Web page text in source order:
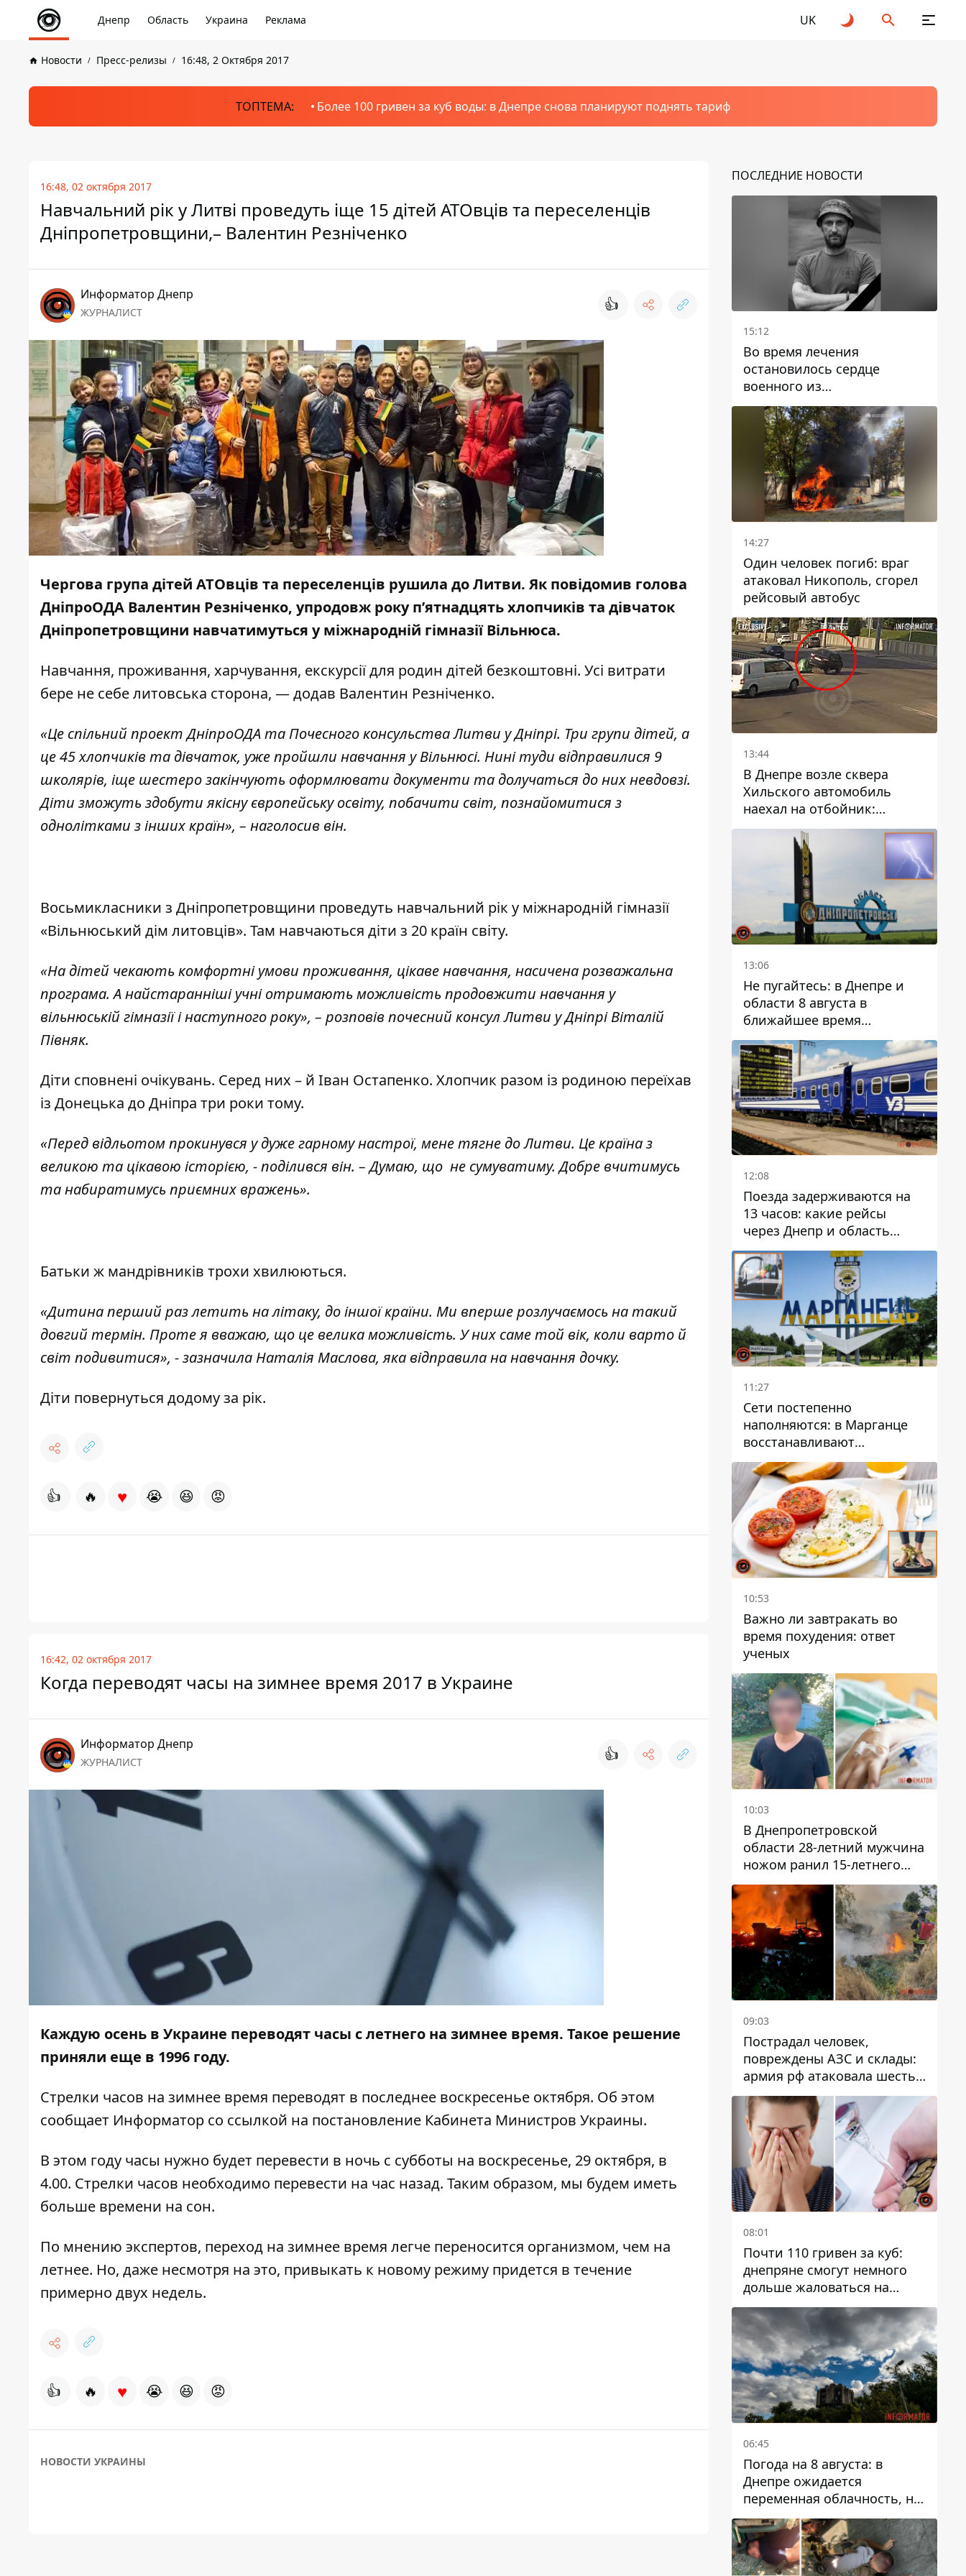
Днепр Область Украина Реклама UK
Новости Пресс-релизы 16:48, 2 Октября 2017
ТОПТЕМА: Более 100 гривен за куб воды: в Днепре снова планируют поднять тариф
16:48, 02 октября 2017
Навчальний рік у Литві проведуть іще 15 дітей АТОвців та переселенців
Дніпропетровщини,– Валентин Резніченко
Информатор Днепр
ЖУРНАЛИСТ 👍
Чергова група дітей АТОвців та переселенців рушила до Литви. Як повідомив голова
ДніпроОДА Валентин Резніченко, упродовж року п’ятнадцять хлопчиків та дівчаток
Дніпропетровщини навчатимуться у міжнародній гімназії Вільнюса.
Навчання, проживання, харчування, екскурсії для родин дітей безкоштовні. Усі витрати
бере не себе литовська сторона, — додав Валентин Резніченко.
«Це спільний проект ДніпроОДА та Почесного консульства Литви у Дніпрі. Три групи дітей, а
це 45 хлопчиків та дівчаток, уже пройшли навчання у Вільнюсі. Нині туди відправилися 9
школярів, іще шестеро закінчують оформлювати документи та долучаться до них невдовзі.
Діти зможуть здобути якісну європейську освіту, побачити світ, познайомитися з
однолітками з інших країн», – наголосив він.
Восьмикласники з Дніпропетровщини проведуть навчальний рік у міжнародній гімназії
«Вільнюський дім литовців». Там навчаються діти з 20 країн світу.
«На дітей чекають комфортні умови проживання, цікаве навчання, насичена розважальна
програма. А найстаранніші учні отримають можливість продовжити навчання у
вільнюській гімназії і наступного року», – розповів почесний консул Литви у Дніпрі Віталій
Півняк.
Діти сповнені очікувань. Серед них – й Іван Остапенко. Хлопчик разом із родиною переїхав
із Донецька до Дніпра три роки тому.
«Перед відльотом прокинувся у дуже гарному настрої, мене тягне до Литви. Це країна з
великою та цікавою історією, - поділився він. – Думаю, що не сумуватиму. Добре вчитимусь
та набиратимусь приємних вражень».
Батьки ж мандрівників трохи хвилюються.
«Дитина перший раз летить на літаку, до іншої країни. Ми вперше розлучаємось на такий
довгий термін. Проте я вважаю, що це велика можливість. У них саме той вік, коли варто й
світ подивитися», - зазначила Наталія Маслова, яка відправила на навчання дочку.
Діти повернуться додому за рік.
👍 🔥 ♥ 😭 😆 😡
16:42, 02 октября 2017
Когда переводят часы на зимнее время 2017 в Украине
Информатор Днепр
ЖУРНАЛИСТ 👍
Каждую осень в Украине переводят часы с летнего на зимнее время. Такое решение
приняли еще в 1996 году.
Стрелки часов на зимнее время переводят в последнее воскресенье октября. Об этом
сообщает Информатор со ссылкой на постановление Кабинета Министров Украины.
В этом году часы нужно будет перевести в ночь с субботы на воскресенье, 29 октября, в
4.00. Стрелки часов необходимо перевести на час назад. Таким образом, мы будем иметь
больше времени на сон.
По мнению экспертов, переход на зимнее время легче переносится организмом, чем на
летнее. Но, даже несмотря на это, привыкать к новому режиму придется в течение
примерно двух недель.
👍 🔥 ♥ 😭 😆 😡
НОВОСТИ УКРАИНЫ
ПОСЛЕДНИЕ НОВОСТИ
15:12
Во время лечения
остановилось сердце
военного из
Днепропетровской области
Ростислава Лупашко
14:27
Один человек погиб: враг
атаковал Никополь, сгорел
рейсовый автобус
13:44
В Днепре возле сквера
Хильского автомобиль
наехал на отбойник:
момент происшествия
13:06
Не пугайтесь: в Днепре и
области 8 августа в
ближайшее время
ожидается гроза
12:08
Поезда задерживаются на
13 часов: какие рейсы
через Днепр и область
выбились из графика
11:27
Сети постепенно
наполняются: в Марганце
восстанавливают
водоснабжение
10:53
Важно ли завтракать во
время похудения: ответ
ученых
10:03
В Днепропетровской
области 28-летний мужчина
ножом ранил 15-летнего
парня
09:03
Пострадал человек,
повреждены АЗС и склады:
армия рф атаковала шесть
районов Днепропетровской
области
08:01
Почти 110 гривен за куб:
днепряне смогут немного
дольше жаловаться на
запланированные тарифы
на воду на 2027 год
06:45
Погода на 8 августа: в
Днепре ожидается
переменная облачность, но
может пойти дождь